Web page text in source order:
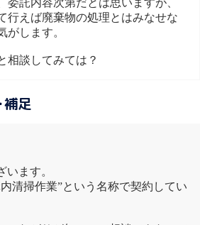
行えば廃棄物の処理とはみなせな
がします。
相談してみては？
補足
います。
清掃作業”という名称で契約してい